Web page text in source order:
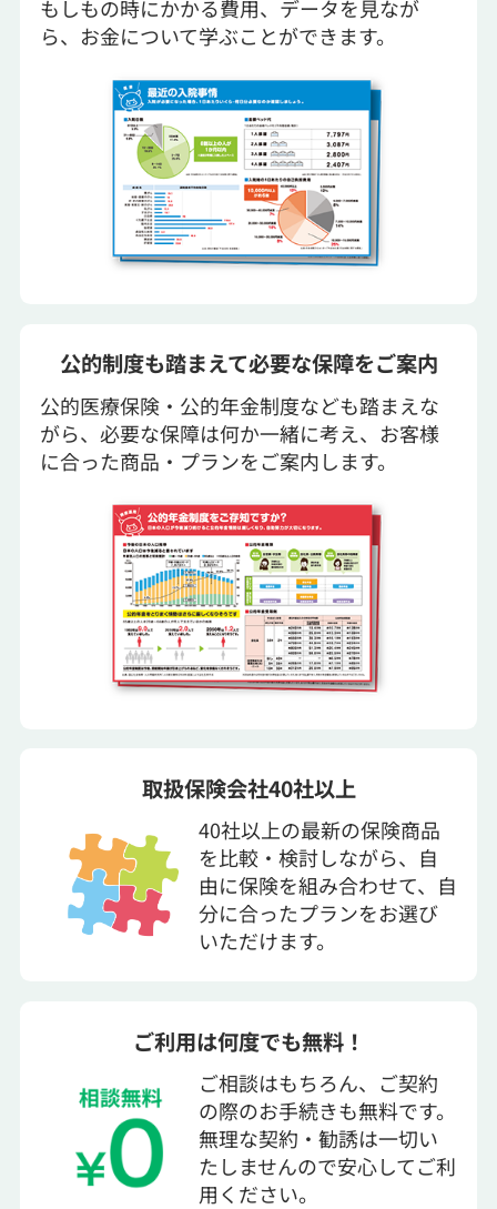
もしもの時にかかる費用、データを見なが
ら、お金について学ぶことができます。
公的医療保険・公的年金制度なども踏まえな
がら、必要な保障は何か一緒に考え、お客様
に合った商品・プランをご案内します。
公的制度も踏まえて必要な保障をご案内
40社以上の最新の保険商品
を比較・検討しながら、自
由に保険を組み合わせて、自
分に合ったプランをお選び
いただけます。
取扱保険会社40社以上
ご相談はもちろん、ご契約
の際のお手続きも無料です。
無理な契約・勧誘は一切い
たしませんので安心してご利
用ください。
ご利用は何度でも無料！